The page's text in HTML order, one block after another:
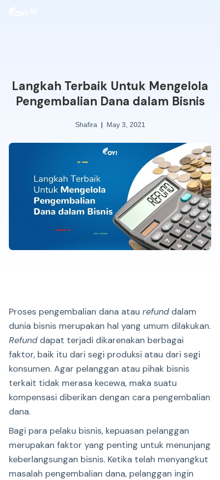
Langkah Terbaik Untuk Mengelola
Pengembalian Dana dalam Bisnis
Shafira | May 3, 2021
Proses pengembalian dana atau refund dalam
dunia bisnis merupakan hal yang umum dilakukan.
Refunddapat terjadi dikarenakan berbagai
faktor, baik itu dari segi produksi atau dari segi
konsumen. Agar pelanggan atau pihak bisnis
terkait tidak merasa kecewa, maka suatu
kompensasi diberikan dengan cara pengembalian
dana.
Bagi para pelaku bisnis, kepuasan pelanggan
merupakan faktor yang penting untuk menunjang
keberlangsungan bisnis. Ketika telah menyangkut
masalah pengembalian dana, pelanggan ingin